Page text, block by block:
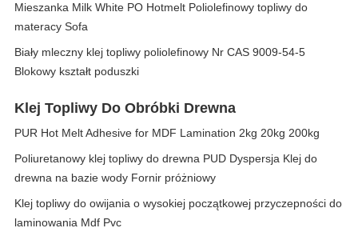
Mieszanka Milk White PO Hotmelt Poliolefinowy topliwy do
materacy Sofa
Biały mleczny klej topliwy poliolefinowy Nr CAS 9009-54-5
Blokowy kształt poduszki
Klej Topliwy Do Obróbki Drewna
PUR Hot Melt Adhesive for MDF Lamination 2kg 20kg 200kg
Poliuretanowy klej topliwy do drewna PUD Dyspersja Klej do
drewna na bazie wody Fornir próżniowy
Klej topliwy do owijania o wysokiej początkowej przyczepności do
laminowania Mdf Pvc